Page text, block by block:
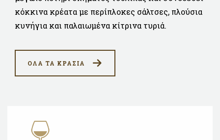
κόκκινα κρέατα με περίπλοκες σάλτσες, πλούσια
κυνήγια και παλαιωμένα κίτρινα τυριά.
ΟΛΑ ΤΑ ΚΡΑΣΙΑ